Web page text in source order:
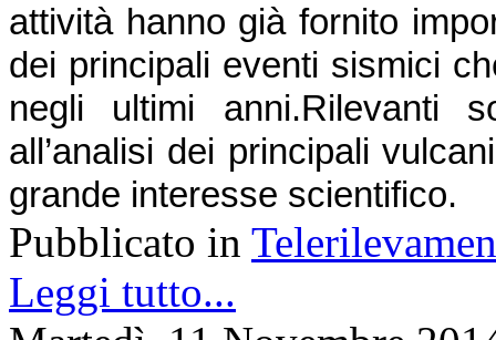
attività hanno già fornito
dei principali eventi sismici
negli ultimi anni.Rilevanti
all’analisi dei principali
grande interesse scientifico.
Pubblicato in
Leggi tutto...